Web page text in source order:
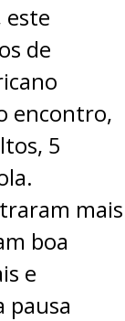
este
de
encontro,
5
mais
boa
e
pausa